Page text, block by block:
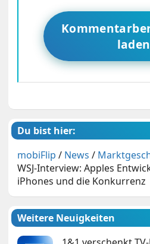
laden
Du bist hier:
mobiFlip / News /
WSJ-Interview: Apples
iPhones und die Konkurrenz
Weitere Neuigkeiten